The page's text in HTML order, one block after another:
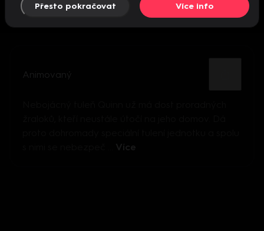
Animovaný
Více
Přesto pokračovat Více info